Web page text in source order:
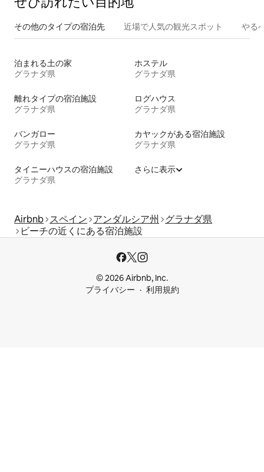
その他のタ⁠イ⁠プ⁠の宿⁠泊⁠先 近場で人気の観光スポット やる
泊まれる土の家
グラナダ県
ホステル
グラナダ県
離れタイプの宿泊施設
グラナダ県
ログハウス
グラナダ県
バンガロー
グラナダ県
カヤックがある宿泊施設
グラナダ県
タイニーハウスの宿泊施設
グラナダ県
さらに表示
Airbnb スペイン アンダルシア州
グラナダ県
ビーチの近くにある宿泊施設
© 2026 Airbnb, Inc.
プライバシー
利用規約